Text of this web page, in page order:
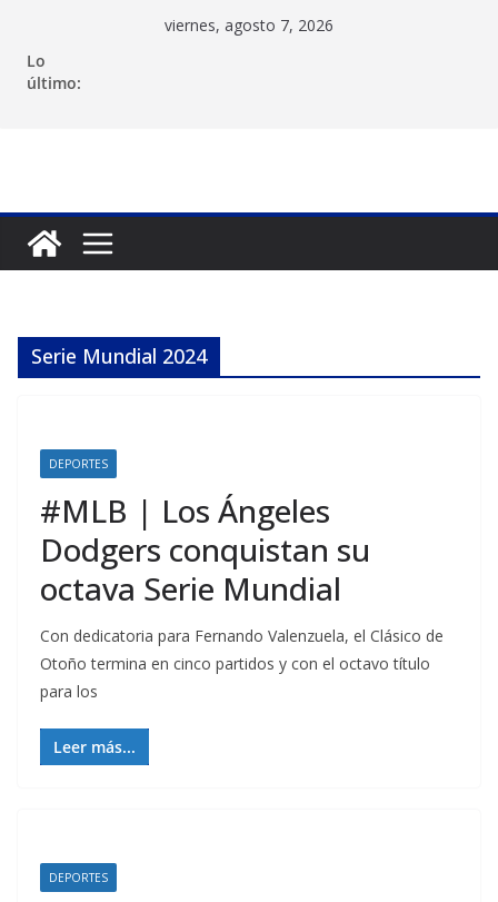
contenido
viernes, agosto 7, 2026
Lo
último:
Serie Mundial 2024
DEPORTES
#MLB | Los Ángeles
Dodgers conquistan su
octava Serie Mundial
Con dedicatoria para Fernando Valenzuela, el Clásico de
Otoño termina en cinco partidos y con el octavo título
para los
Leer más...
DEPORTES